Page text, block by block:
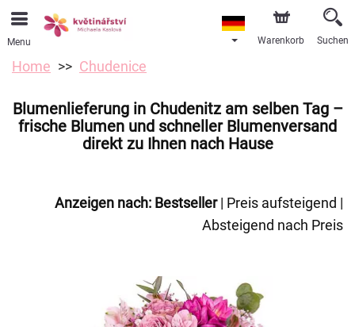
Menu Warenkorb Suchen
Home Chudenice
Blumenlieferung in Chudenitz am selben Tag –
frische Blumen und schneller Blumenversand
direkt zu Ihnen nach Hause
Anzeigen nach: Bestseller| Preis aufsteigend |
Absteigend nach Preis